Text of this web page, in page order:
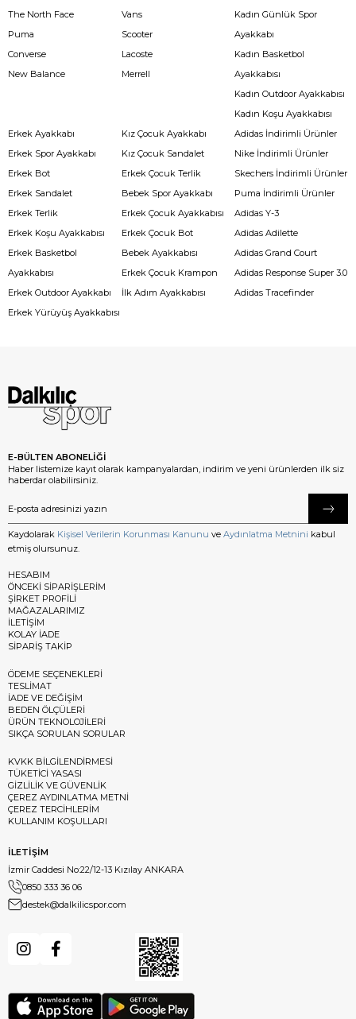
The North Face
Puma
Converse
New Balance
Vans
Scooter
Lacoste
Merrell
Kadın Günlük Spor
Ayakkabı
Kadın Basketbol
Ayakkabısı
Kadın Outdoor Ayakkabısı
Kadın Koşu Ayakkabısı
Erkek Ayakkabı
Erkek Spor Ayakkabı
Erkek Bot
Erkek Sandalet
Erkek Terlik
Erkek Koşu Ayakkabısı
Erkek Basketbol
Ayakkabısı
Erkek Outdoor Ayakkabı
Erkek Yürüyüş Ayakkabısı
Kız Çocuk Ayakkabı
Kız Çocuk Sandalet
Erkek Çocuk Terlik
Bebek Spor Ayakkabı
Erkek Çocuk Ayakkabısı
Erkek Çocuk Bot
Bebek Ayakkabısı
Erkek Çocuk Krampon
İlk Adım Ayakkabısı
Adidas İndirimli Ürünler
Nike İndirimli Ürünler
Skechers İndirimli Ürünler
Puma İndirimli Ürünler
Adidas Y-3
Adidas Adilette
Adidas Grand Court
Adidas Response Super 3.0
Adidas Tracefinder
E-BÜLTEN ABONELİĞİ
Haber listemize kayıt olarak kampanyalardan, indirim ve yeni ürünlerden ilk siz
haberdar olabilirsiniz.
Kaydolarak Kişisel Verilerin Korunması Kanunu ve Aydınlatma Metnini kabul
etmiş olursunuz.
HESABIM
ÖNCEKİ SİPARİŞLERİM
ŞİRKET PROFİLİ
MAĞAZALARIMIZ
İLETİŞİM
KOLAY İADE
SİPARİŞ TAKİP
ÖDEME SEÇENEKLERİ
TESLİMAT
İADE VE DEĞİŞİM
BEDEN ÖLÇÜLERİ
ÜRÜN TEKNOLOJİLERİ
SIKÇA SORULAN SORULAR
KVKK BİLGİLENDİRMESİ
TÜKETİCİ YASASI
GİZLİLİK VE GÜVENLİK
ÇEREZ AYDINLATMA METNİ
ÇEREZ TERCİHLERİM
KULLANIM KOŞULLARI
İLETİŞİM
İzmir Caddesi No:22/12-13 Kızılay ANKARA
0850 333 36 06
destek@dalkilicspor.com